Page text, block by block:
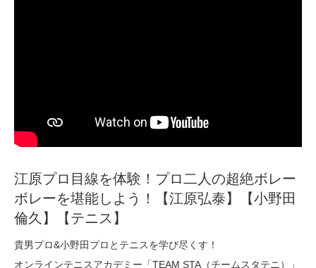
江原プロ目線を体験！プロ二人の超絶ボレー
ボレーを堪能しよう！【江原弘泰】【小野田
倫久】【テニス】
貴男プロ&小野田プロとテニスを学び尽くす！
オンラインテニスアカデミー「TEAM STA（チームスタテニ）」